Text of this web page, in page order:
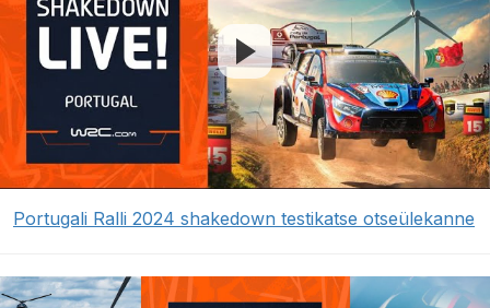
Portugali Ralli 2024 shakedown testikatse otseülekanne